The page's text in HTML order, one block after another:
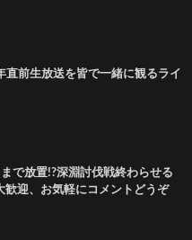
直前生放送を皆で一緒に観るライ
まで放置!?深淵討伐戦終わらせる
歓迎、お気軽にコメントどうぞ